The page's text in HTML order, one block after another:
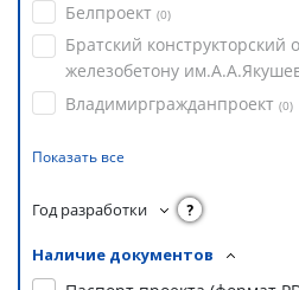
Белпроект (0)
Братский конструкторский
железобетону
Владимиргражданпроект (0)
Показать все
Год разработки ?
Наличие документов